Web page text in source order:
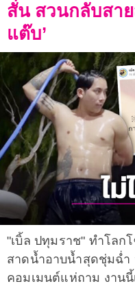
สั่น สวนกลับสา
แต๊บ’
"เบิ้ล ปทุมราช" ทำโลก
สาดน้ำอาบน้ำสุดชุ่มฉ่
คอมเมนต์แห่ถาม งาน